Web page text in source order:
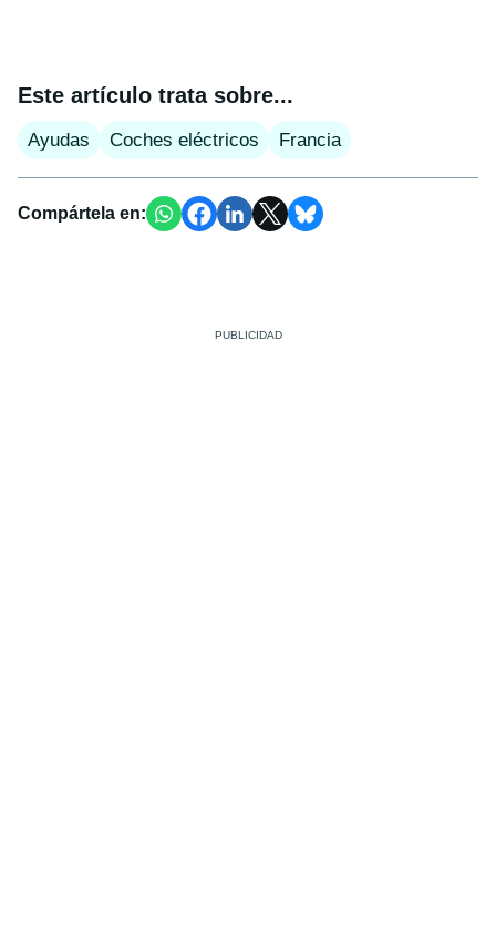
Este artículo trata sobre...
Ayudas Coches eléctricos Francia
Compártela en: